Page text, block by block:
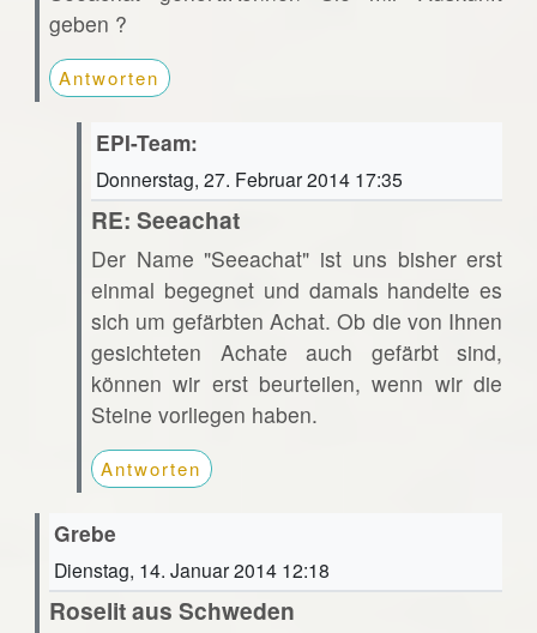
geben ?
Antworten
EPI-Team:
Donnerstag, 27. Februar 2014 17:35
RE: Seeachat
Der Name "Seeachat" ist uns bisher erst
einmal begegnet und damals handelte es
sich um gefärbten Achat. Ob die von Ihnen
gesichteten Achate auch gefärbt sind,
können wir erst beurteilen, wenn wir die
Steine vorliegen haben.
Antworten
Grebe
Dienstag, 14. Januar 2014 12:18
Roselit aus Schweden